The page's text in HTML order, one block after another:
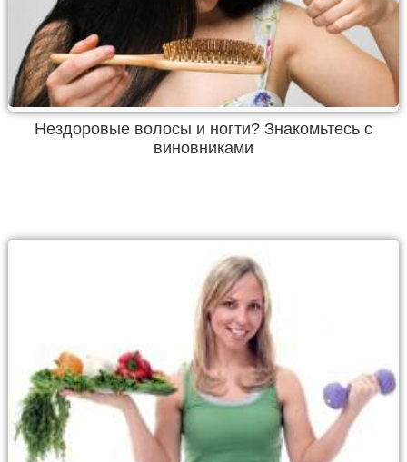
Нездоровые волосы и ногти? Знакомьтесь с
виновниками